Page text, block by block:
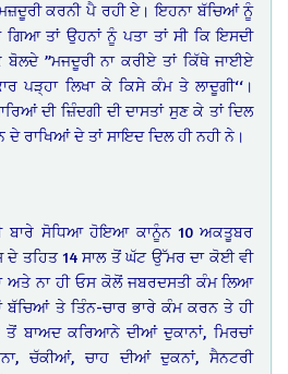
ਕਰਨੀ ਪੈ ਰਹੀ ਏ। ਇਹਨਾ ਬੱਚਿਆਂ ਨੂੰ
ਤਾਂ ਉਹਨਾਂ ਨੂੰ ਪਤਾ ਤਾਂ ਸੀ ਕਿ ਇਸਦੀ
”ਮਜਦੂਰੀ ਨਾ ਕਰੀਏ ਤਾਂ ਕਿੱਥੇ ਜਾਈਏ
ਪੜ੍ਹਾ ਲਿਖਾ ਕੇ ਕਿਸੇ ਕੰਮ ਤੇ ਲਾਦੂਗੀ‘‘।
ਦੀ ਜ਼ਿੰਦਗੀ ਦੀ ਦਾਸਤਾਂ ਸੁਣ ਕੇ ਤਾਂ ਦਿਲ
ਰਾਖਿਆਂ ਦੇ ਤਾਂ ਸਾਇਦ ਦਿਲ ਹੀ ਨਹੀ ਨੇ।
ਬਾਰੇ ਸੋਧਿਆ ਹੋਇਆ ਕਾਨੂੰਨ 10 ਅਕਤੂਬਰ
ਦੇ ਤਹਿਤ 14 ਸਾਲ ਤੋਂ ਘੱਟ ਉੱਮਰ ਦਾ ਕੋਈ ਵੀ
ਅਤੇ ਨਾ ਹੀ ਓਸ ਕੋਲੋਂ ਜਬਰਦਸਤੀ ਕੰਮ ਲਿਆ
ਬੱਚਿਆਂ ਤੇ ਤਿੰਨ-ਚਾਰ ਭਾਰੇ ਕੰਮ ਕਰਨ ਤੇ ਹੀ
ਤੋਂ ਬਾਅਦ ਕਰਿਆਨੇ ਦੀਆਂ ਦੁਕਾਨਾਂ, ਮਿਰਚਾਂ
ਚੱਕੀਆਂ, ਚਾਹ ਦੀਆਂ ਦੁਕਨਾਂ, ਸੈਨਟਰੀ